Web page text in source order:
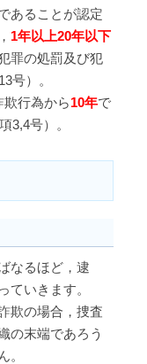
あることが認定
1年以上20年以下
罪の処罰及び犯
号）。
欺行為から10年で
3,4号）。
なるほど，逮
ていきます。
欺の場合，捜査
の末端であろう
。